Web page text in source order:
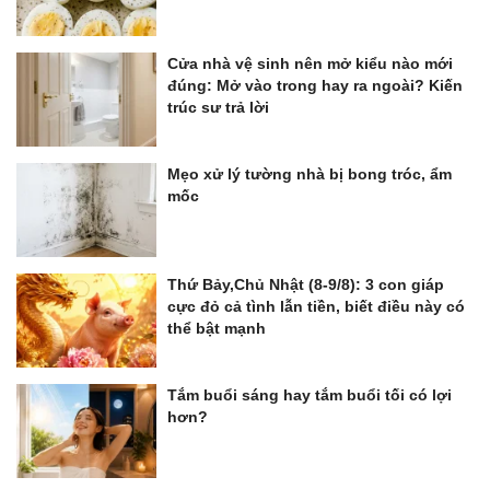
Cửa nhà vệ sinh nên mở kiểu nào mới
đúng: Mở vào trong hay ra ngoài? Kiến
trúc sư trả lời
Mẹo xử lý tường nhà bị bong tróc, ẩm
mốc
Thứ Bảy,Chủ Nhật (8-9/8): 3 con giáp
cực đỏ cả tình lẫn tiền, biết điều này có
thể bật mạnh
Tắm buổi sáng hay tắm buổi tối có lợi
hơn?